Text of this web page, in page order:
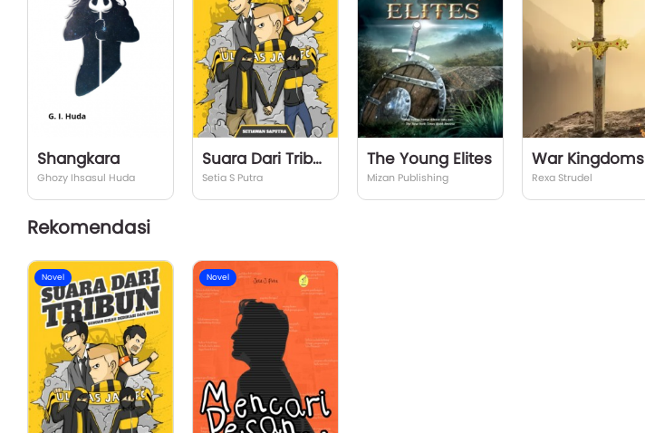
Shangkara
Ghozy Ihsasul Huda
Suara Dari Tribun
Setia S Putra
The Young Elites
Mizan Publishing
War Kingdoms
Rexa Strudel
Rekomendasi
Novel Novel